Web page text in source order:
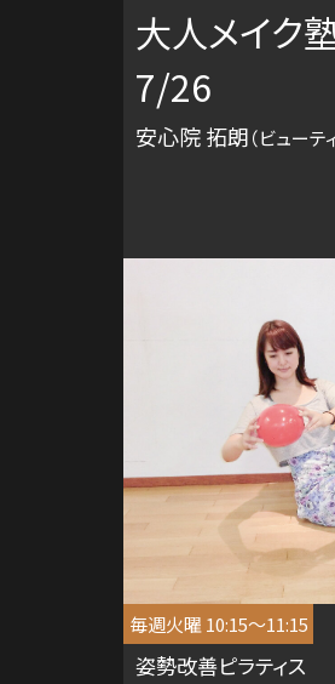
大人メイク
7/26
安心院 拓朗（ビューテ
毎週火曜 10:15～11:15
姿勢改善ピラティス